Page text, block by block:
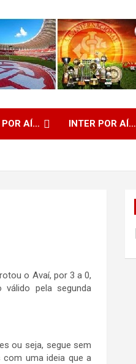
POR AÍ… INTER POR AÍ…
o Avaí, por 3 a 0,
pela segunda
ou seja, segue sem
com uma ideia que a